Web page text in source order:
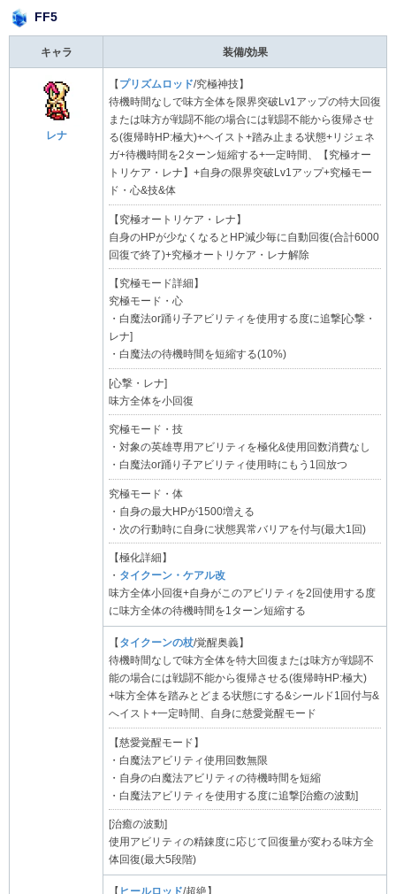
FF5
キャラ 装備/効果
レナ
【 プリズムロッド/究極神技】
待機時間なしで味方全体を限界突破Lv1アップの特大回復
または味方が戦闘不能の場合には戦闘不能から復帰させ
る(復帰時HP:極大)+ヘイスト+踏み止まる状態+リジェネ
ガ+待機時間を2ターン短縮する+一定時間、【究極オー
トリケア・レナ】+自身の限界突破Lv1アップ+究極モー
ド・心&技&体
【究極オートリケア・レナ】
自身のHPが少なくなるとHP減少毎に自動回復(合計6000
回復で終了)+究極オートリケア・レナ解除
【究極モード詳細】
究極モード・心
・白魔法or踊り子アビリティを使用する度に追撃[心撃・
レナ]
・白魔法の待機時間を短縮する(10%)
[心撃・レナ]
味方全体を小回復
究極モード・技
・対象の英雄専用アビリティを極化&使用回数消費なし
・白魔法or踊り子アビリティ使用時にもう1回放つ
究極モード・体
・自身の最大HPが1500増える
・次の行動時に自身に状態異常バリアを付与(最大1回)
【極化詳細】
・ タイクーン・ケアル改
味方全体小回復+自身がこのアビリティを2回使用する度
に味方全体の待機時間を1ターン短縮する
【 タイクーンの杖/覚醒奥義】
待機時間なしで味方全体を特大回復または味方が戦闘不
能の場合には戦闘不能から復帰させる(復帰時HP:極大)
+味方全体を踏みとどまる状態にする&シールド1回付与&
へイスト+一定時間、自身に慈愛覚醒モード
【慈愛覚醒モード】
・白魔法アビリティ使用回数無限
・自身の白魔法アビリティの待機時間を短縮
・白魔法アビリティを使用する度に追撃[治癒の波動]
[治癒の波動]
使用アビリティの精錬度に応じて回復量が変わる味方全
体回復(最大5段階)
【 ヒールロッド/超絶】